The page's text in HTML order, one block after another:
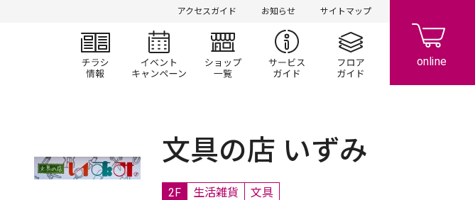
アクセスガイド お知らせ サイトマップ
チラシ情報 イベント/キャンペーン
ショップ一覧 サービスガイドフロアガイド
文具の店 いずみ
2F 生活雑貨 文具